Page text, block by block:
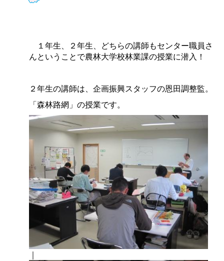
１年生、２年生、どちらの講師もセンター職員さ
んということで農林大学校林業課の授業に潜入！
２年生の講師は、企画振興スタッフの恩田調整監。
「森林路網」の授業です。
｜